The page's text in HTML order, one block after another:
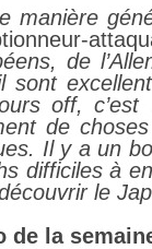
manière
de
sont
off,
de
Il y a un
difficiles à
le
de la